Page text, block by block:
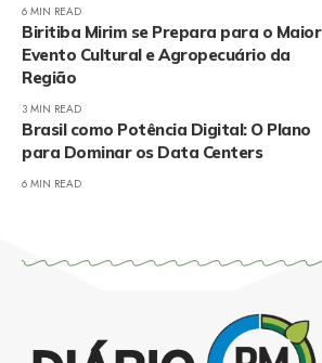
6 MIN READ
Biritiba Mirim se Prepara para o Maior
Evento Cultural e Agropecuário da
Região
3 MIN READ
Brasil como Potência Digital: O Plano
para Dominar os Data Centers
6 MIN READ